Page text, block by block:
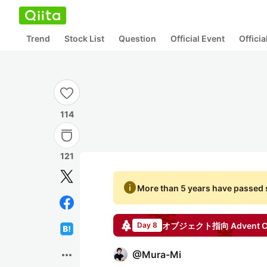
Trend Stock List Question Official Event
114
121
more_horiz
infoMore than 5 years have passed
Day 8 オブジェクト指向 Advent
@Mura-Mi